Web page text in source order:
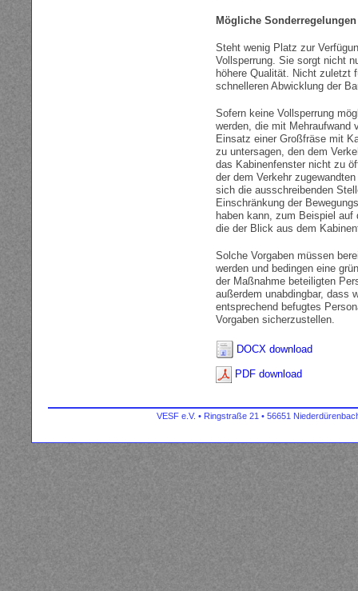
Mögliche
Steht wenig Platz zur
Vollsperrung. Sie sorgt nicht
höhere Qualität. Nicht zuletzt
schnelleren Abwicklung der
Sofern keine Vollsperrung
werden, die mit Mehraufwand
Einsatz einer Großfräse mit
zu untersagen, den dem
das Kabinenfenster nicht zu
der dem Verkehr
sich die ausschreibenden
Einschränkung der
haben kann, zum Beispiel
die der Blick aus dem
Solche Vorgaben müssen
werden und bedingen eine
der Maßnahme beteiligten
außerdem unabdingbar, dass
entsprechend befugtes
Vorgaben sicherzustellen.
DOCX download
PDF download
VESF e.V. • Ringstraße 21 • 56651